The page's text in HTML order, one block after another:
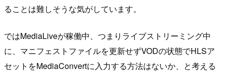
ることは難しそうな気がしています。
ではMediaLiveが稼働中、つまりライブストリーミング中
に、マニフェストファイルを更新せずVODの状態でHLSア
セットをMediaConvertに入力する方法はないか、と考える